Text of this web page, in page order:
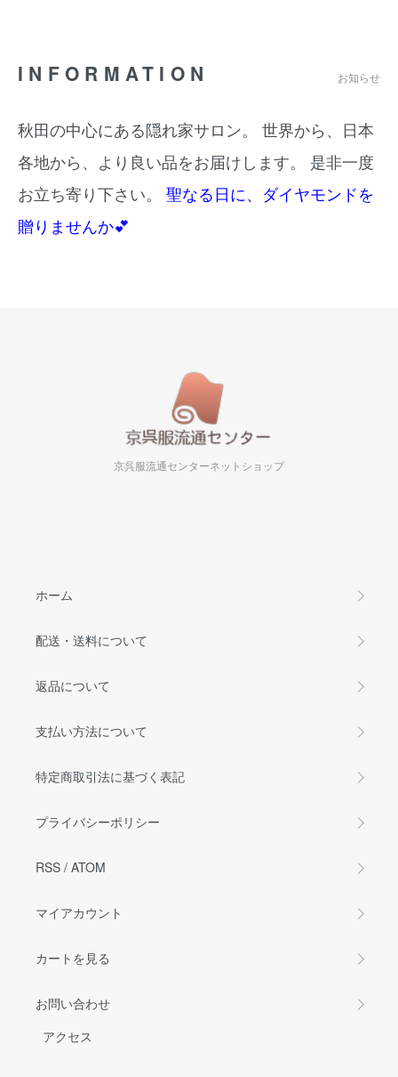
INFORMATION お知らせ
秋田の中心にある隠れ家サロン。 世界から、日本
各地から、より良い品をお届けします。 是非一度
お立ち寄り下さい。 聖なる日に、ダイヤモンドを
贈りませんか💕
京呉服流通センターネットショップ
ホーム
配送・送料について
返品について
支払い方法について
特定商取引法に基づく表記
プライバシーポリシー
RSS / ATOM
マイアカウント
カートを見る
お問い合わせ
アクセス